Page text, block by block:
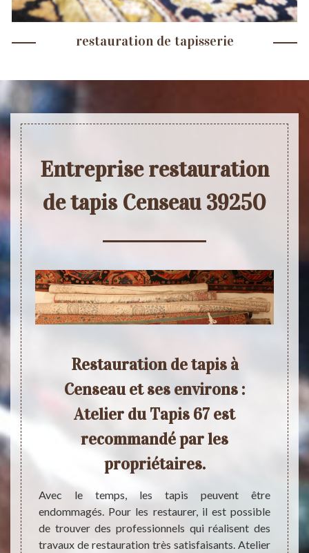
restauration de tapisserie
Entreprise restauration
de tapis Censeau 39250
il
à un
Ce
la
de
Restauration de tapis à
Censeau et ses environs :
Atelier du Tapis 67 est
recommandé par les
propriétaires.
Avec le temps, les tapis peuvent être
endommagés. Pour les restaurer, il est possible
de trouver des professionnels qui réalisent des
travaux de restauration très satisfaisants. Atelier
Si
de
ses